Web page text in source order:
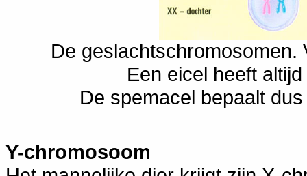
De geslachtschromosomen.
Een eicel heeft
De spemacel bepaalt
Y-chromosoom